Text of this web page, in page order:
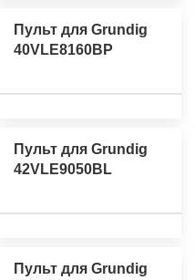
Пульт для Grundig
40VLE8160BP
Пульт для Grundig
42VLE9050BL
Пульт для Grundig